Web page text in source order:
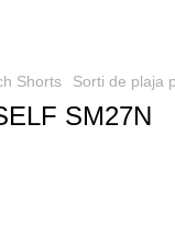
Shorts Sorti de plaja
SM27N